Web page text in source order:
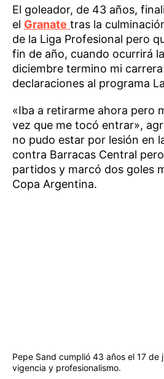
El goleador, de 43 años,
el Granate tras la
de la Liga Profesional pero
fin de año, cuando ocurrirá
diciembre termino mi
declaraciones al programa
«Iba a retirarme ahora pero
vez que me tocó entrar»,
no pudo estar por lesión en
contra Barracas Central
partidos y marcó dos goles
Copa Argentina.
Pepe Sand cumplió 43 años el 17 de
vigencia y profesionalismo.